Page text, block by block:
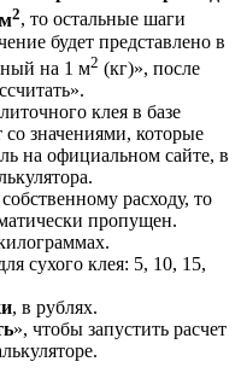
2, то остальные шаги
будет представлено в
на 1 м2 (кг)», после
клея в базе
со значениями, которые
на официальном сайте, в
расходу, то
пропущен.
сухого клея: 5, 10, 15,
, в рублях.
», чтобы запустить расчет